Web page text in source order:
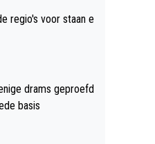
regio's voor staan e
drams geproefd
basis